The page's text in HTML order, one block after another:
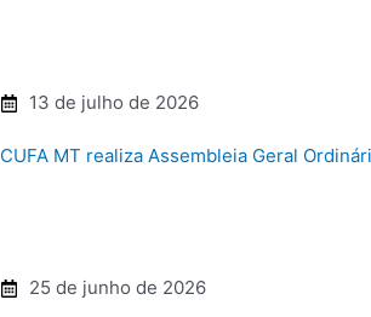
13 de julho de 2026
CUFA MT realiza Assembleia Geral
25 de junho de 2026